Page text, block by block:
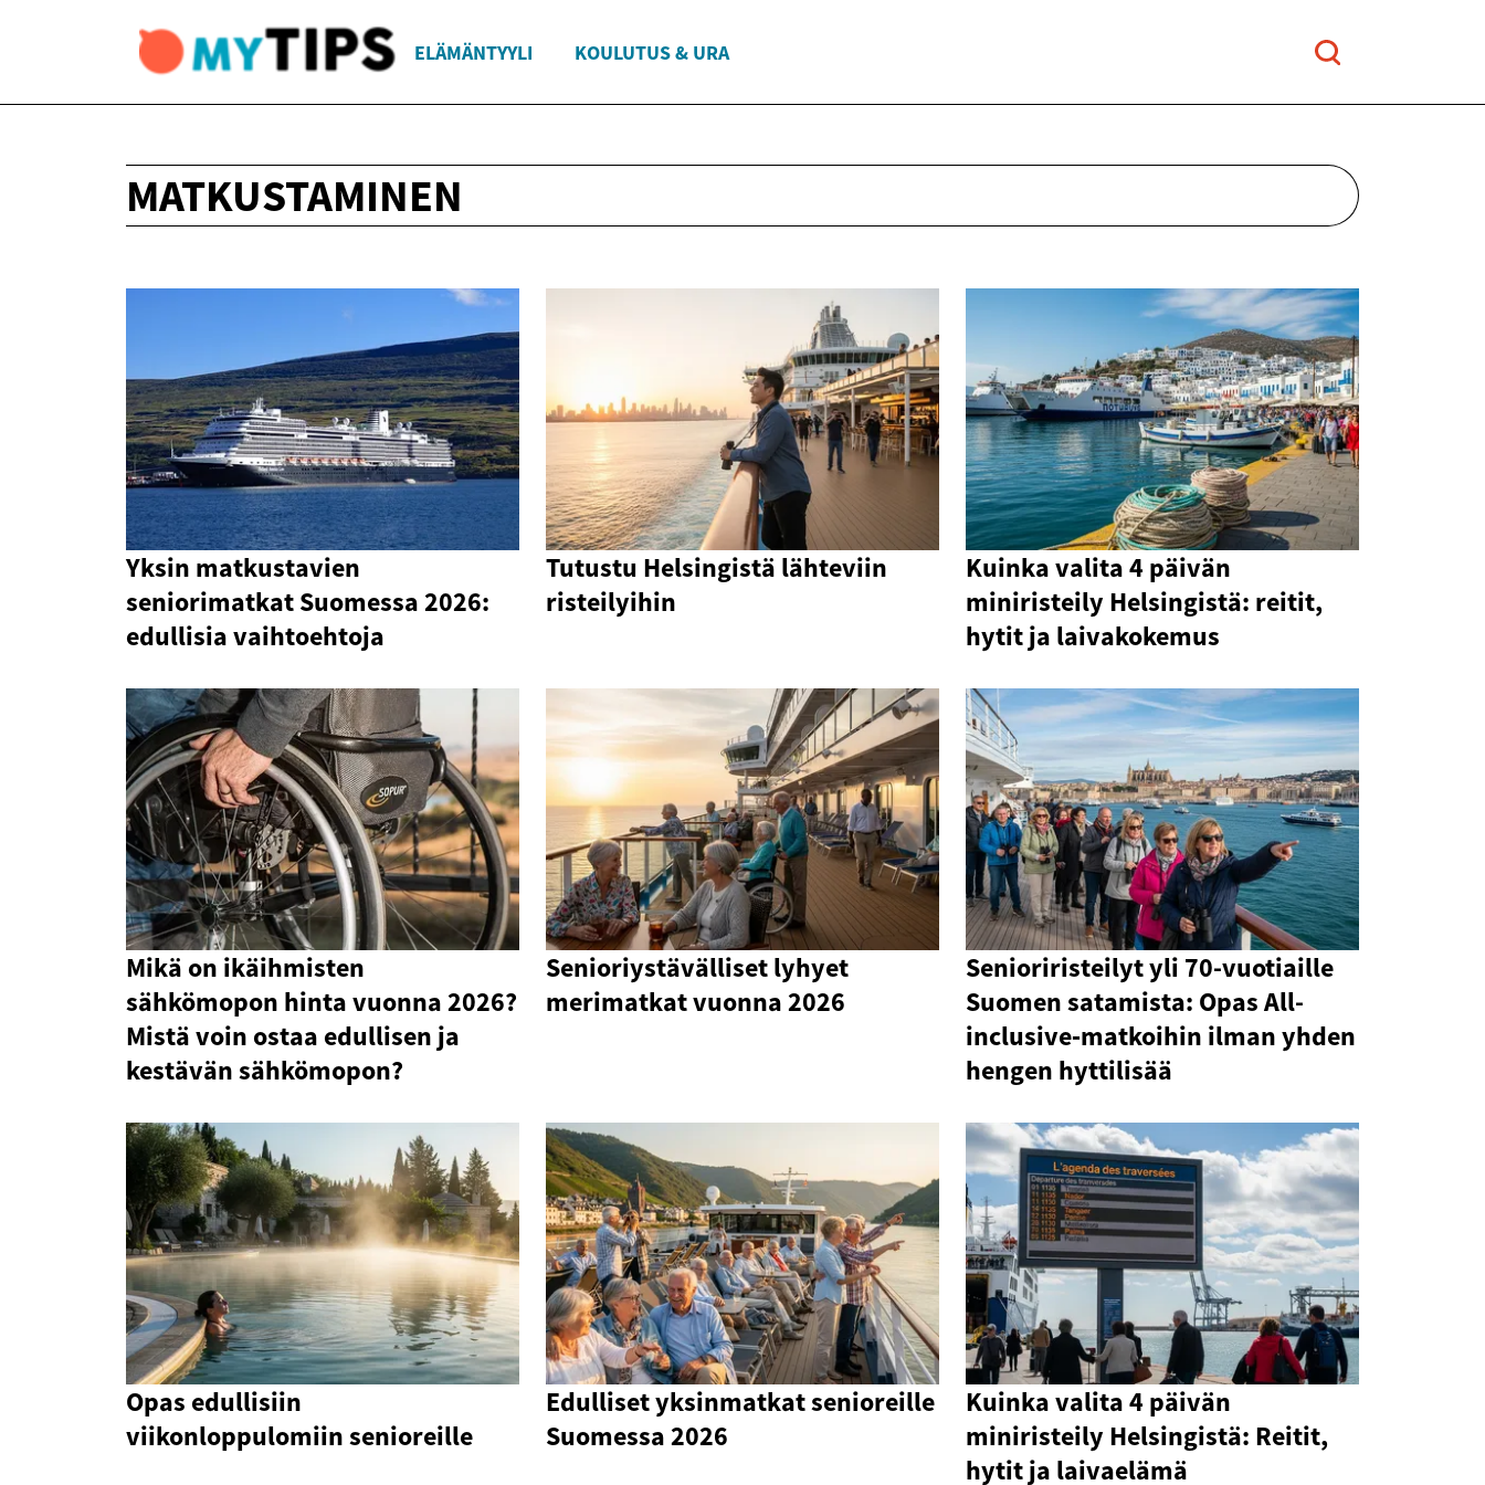
ELÄMÄNTYYLI KOULUTUS & URA
MATKUSTAMINEN
Yksin matkustavien
seniorimatkat Suomessa 2026:
edullisia vaihtoehtoja
Tutustu Helsingistä lähteviin
risteilyihin
Kuinka valita 4 päivän
miniristeily Helsingistä: reitit,
hytit ja laivakokemus
Mikä on ikäihmisten
sähkömopon hinta vuonna 2026?
Mistä voin ostaa edullisen ja
kestävän sähkömopon?
Senioriystävälliset lyhyet
merimatkat vuonna 2026
Senioriristeilyt yli 70-vuotiaille
Suomen satamista: Opas All-
inclusive‑matkoihin ilman yhden
hengen hyttilisää
Opas edullisiin
viikonloppulomiin senioreille
Edulliset yksinmatkat senioreille
Suomessa 2026
Kuinka valita 4 päivän
miniristeily Helsingistä: Reitit,
hytit ja laivaelämä